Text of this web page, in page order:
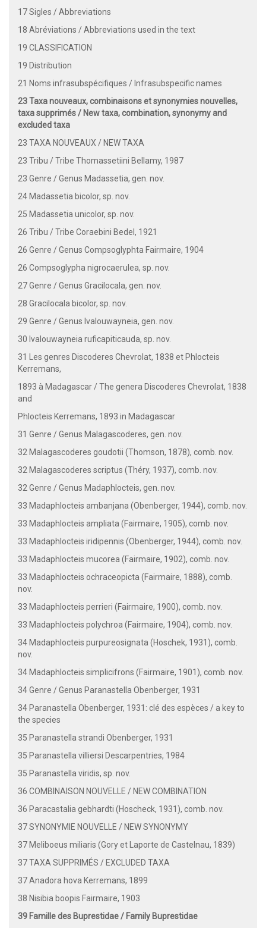
17 Sigles / Abbreviations
18 Abréviations / Abbreviations used in the text
19 CLASSIFICATION
19 Distribution
21 Noms infrasubspécifiques / Infrasubspecific names
23 Taxa nouveaux, combinaisons et synonymies nouvelles,
taxa supprimés / New taxa, combination, synonymy and
excluded taxa
23 TAXA NOUVEAUX / NEW TAXA
23 Tribu / Tribe Thomassetiini Bellamy, 1987
23 Genre / Genus Madassetia, gen. nov.
24 Madassetia bicolor, sp. nov.
25 Madassetia unicolor, sp. nov.
26 Tribu / Tribe Coraebini Bedel, 1921
26 Genre / Genus Compsoglyphta Fairmaire, 1904
26 Compsoglypha nigrocaerulea, sp. nov.
27 Genre / Genus Gracilocala, gen. nov.
28 Gracilocala bicolor, sp. nov.
29 Genre / Genus Ivalouwayneia, gen. nov.
30 Ivalouwayneia ruficapiticauda, sp. nov.
31 Les genres Discoderes Chevrolat, 1838 et Phlocteis
Kerremans,
1893 à Madagascar / The genera Discoderes Chevrolat, 1838
and
Phlocteis Kerremans, 1893 in Madagascar
31 Genre / Genus Malagascoderes, gen. nov.
32 Malagascoderes goudotii (Thomson, 1878), comb. nov.
32 Malagascoderes scriptus (Théry, 1937), comb. nov.
32 Genre / Genus Madaphlocteis, gen. nov.
33 Madaphlocteis ambanjana (Obenberger, 1944), comb. nov.
33 Madaphlocteis ampliata (Fairmaire, 1905), comb. nov.
33 Madaphlocteis iridipennis (Obenberger, 1944), comb. nov.
33 Madaphlocteis mucorea (Fairmaire, 1902), comb. nov.
33 Madaphlocteis ochraceopicta (Fairmaire, 1888), comb.
nov.
33 Madaphlocteis perrieri (Fairmaire, 1900), comb. nov.
33 Madaphlocteis polychroa (Fairmaire, 1904), comb. nov.
34 Madaphlocteis purpureosignata (Hoschek, 1931), comb.
nov.
34 Madaphlocteis simplicifrons (Fairmaire, 1901), comb. nov.
34 Genre / Genus Paranastella Obenberger, 1931
34 Paranastella Obenberger, 1931: clé des espèces / a key to
the species
35 Paranastella strandi Obenberger, 1931
35 Paranastella villiersi Descarpentries, 1984
35 Paranastella viridis, sp. nov.
36 COMBINAISON NOUVELLE / NEW COMBINATION
36 Paracastalia gebhardti (Hoscheck, 1931), comb. nov.
37 SYNONYMIE NOUVELLE / NEW SYNONYMY
37 Meliboeus miliaris (Gory et Laporte de Castelnau, 1839)
37 TAXA SUPPRIMÉS / EXCLUDED TAXA
37 Anadora hova Kerremans, 1899
38 Nisibia boopis Fairmaire, 1903
39 Famille des Buprestidae / Family Buprestidae